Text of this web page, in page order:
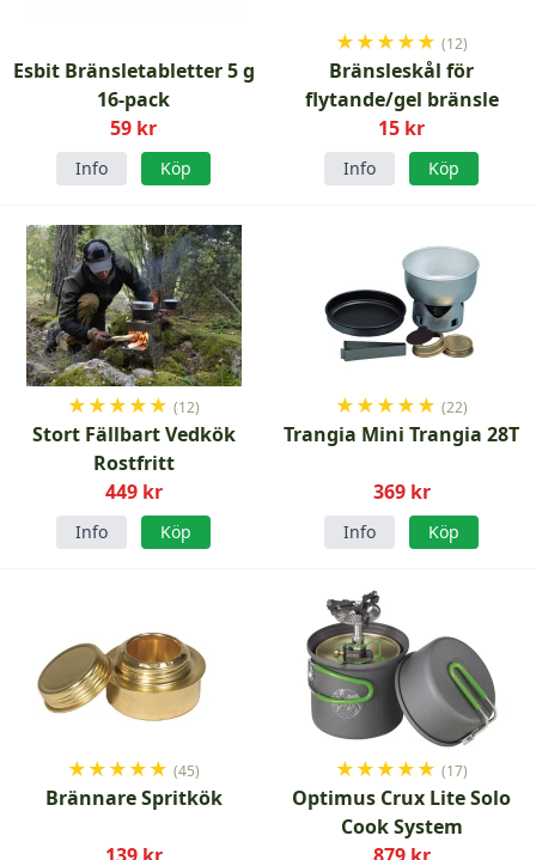
Esbit Bränsletabletter 5 g
16-pack
59 kr
Info Köp
★★★★★ (12)
Bränsleskål för
flytande/gel bränsle
15 kr
Info Köp
★★★★★ (12)
Stort Fällbart Vedkök
Rostfritt
449 kr
Info Köp
★★★★★ (22)
Trangia Mini Trangia 28T
369 kr
Info Köp
★★★★★ (45)
Brännare Spritkök
★★★★★ (17)
Optimus Crux Lite Solo
Cook System